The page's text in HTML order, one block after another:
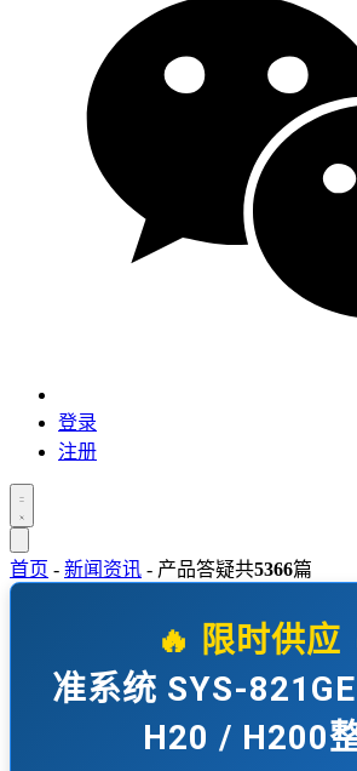
登录
注册
首页 - 新闻资讯 - 产品答疑共5366篇
🔥 限时供应
准系统 SYS-
H20 / H200